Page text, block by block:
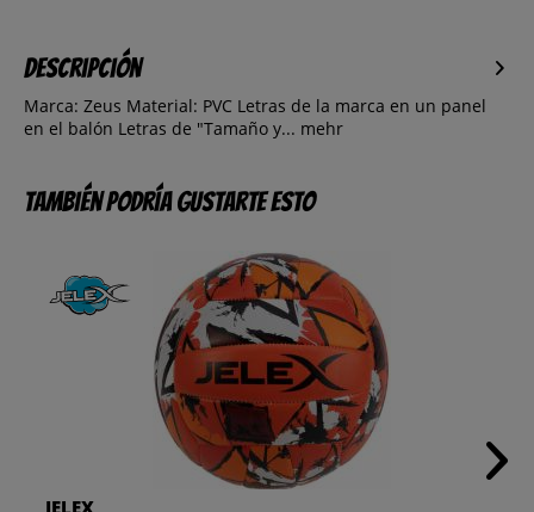
Descripción
Marca: Zeus Material: PVC Letras de la marca en un panel
en el balón Letras de "Tamaño y... mehr
También podría gustarte esto